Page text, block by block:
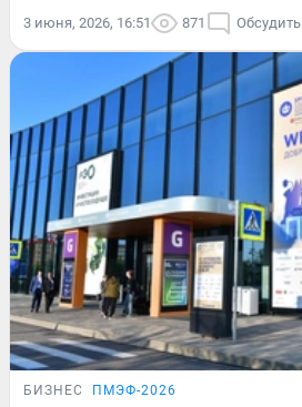
3 июня, 2026, 16:51 871 Обсудить
БИЗНЕС ПМЭФ-2026